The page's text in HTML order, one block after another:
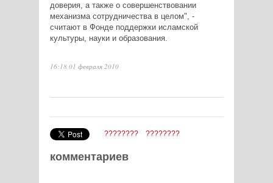
доверия, а также о совершенствовании
механизма сотрудничества в целом", -
считают в Фонде поддержки исламской
культуры, науки и образования.
16:18 01 февраля 2010
???????? ????????
комментариев